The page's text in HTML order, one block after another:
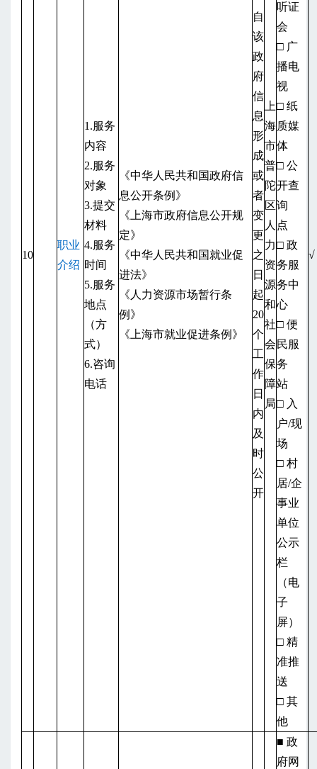
10
职业
介绍
1.服务
内容
2.服务
对象
3.提交
材料
4.服务
时间
5.服务
地点
（方
式）
6.咨询
电话
《中华人民共和国政府信
息公开条例》
《上海市政府信息公开规
定》
《中华人民共和国就业促
进法》
《人力资源市场暂行条
例》
《上海市就业促进条例》
自
该
政
府
信
息
形
成
或
者
变
更
之
日
起
20
个
工
作
日
内
及
时
公
开
上
海
市
普
陀
区
人
力
资
源
和
社
会
保
障
局
听证
会
□ 广
播电
视
□ 纸
质媒
体
□ 公
开查
询
点
□ 政
务服
务中
心
□ 便
民服
务
站
□ 入
户/现
场
□ 村
居/企
事业
单位
公示
栏
（电
子
屏）
□ 精
准推
送
□ 其
他
√
■ 政
府网